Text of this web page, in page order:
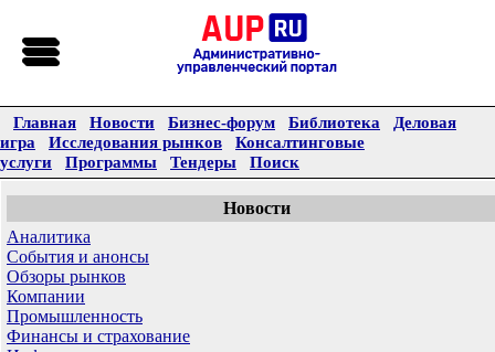
Главная Новости Бизнес-форум Библиотека
Деловая
игра
Исследования рынков
Консалтинговые
услуги
Программы Тендеры Поиск
Новости
Аналитика
События и анонсы
Обзоры рынков
Компании
Промышленность
Финансы и страхование